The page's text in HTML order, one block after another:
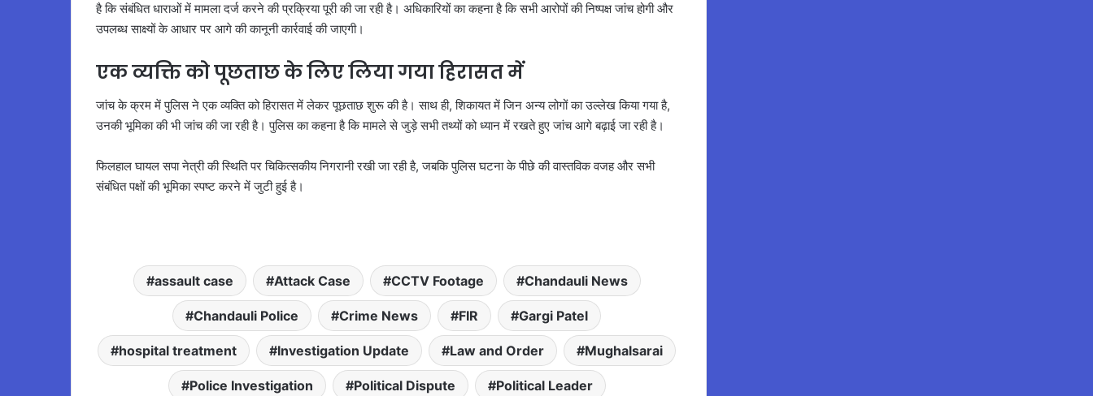
है कि संबंधित धाराओं में मामला दर्ज करने की प्रक्रिया पूरी की जा रही है। अधिकारियों का कहना है कि सभी आरोपों की निष्पक्ष जांच होगी और
उपलब्ध साक्ष्यों के आधार पर आगे की कानूनी कार्रवाई की जाएगी।
एक व्यक्ति को पूछताछ के लिए लिया गया हिरासत में
जांच के क्रम में पुलिस ने एक व्यक्ति को हिरासत में लेकर पूछताछ शुरू की है। साथ ही, शिकायत में जिन अन्य लोगों का उल्लेख किया गया है,
उनकी भूमिका की भी जांच की जा रही है। पुलिस का कहना है कि मामले से जुड़े सभी तथ्यों को ध्यान में रखते हुए जांच आगे बढ़ाई जा रही है।
फिलहाल घायल सपा नेत्री की स्थिति पर चिकित्सकीय निगरानी रखी जा रही है, जबकि पुलिस घटना के पीछे की वास्तविक वजह और सभी
संबंधित पक्षों की भूमिका स्पष्ट करने में जुटी हुई है।
assault case Attack Case CCTV Footage Chandauli News
Chandauli Police Crime News FIR Gargi Patel
hospital treatment Investigation Update Law and Order Mughalsarai
Police Investigation Political Dispute Political Leader